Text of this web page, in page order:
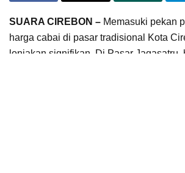
SUARA CIREBON – Memasuki pekan
harga cabai di pasar tradisional Kota
lonjakan signifikan. Di Pasar Jagasatru,